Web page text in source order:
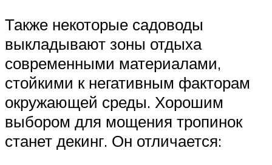
Также некоторые садоводы
выкладывают зоны отдыха
современными материалами,
стойкими к негативным факторам
окружающей среды. Хорошим
выбором для мощения тропинок
станет декинг. Он отличается: